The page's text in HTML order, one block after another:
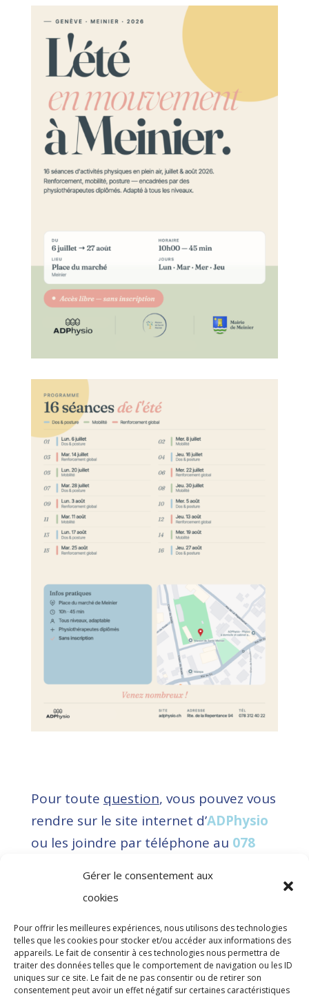
Gérer le consentement aux
cookies
Pour offrir les meilleures expériences, nous utilisons des technologies
telles que les cookies pour stocker et/ou accéder aux informations des
appareils. Le fait de consentir à ces technologies nous permettra de
traiter des données telles que le comportement de navigation ou les ID
uniques sur ce site. Le fait de ne pas consentir ou de retirer son
consentement peut avoir un effet négatif sur certaines caractéristiques
Pour toute question, vous pouvez vous
rendre sur le site internet d’ADPhysio
ou les joindre par téléphone au 078
BikeToWork 2026 – résultats